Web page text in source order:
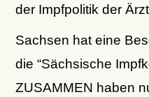
der Impfpolitik der
Sachsen hat eine
die “Sächsische
ZUSAMMEN haben